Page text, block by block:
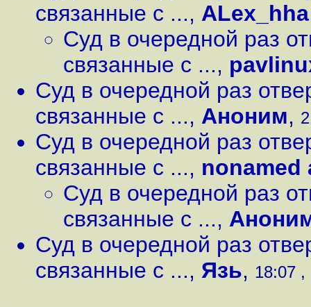
связанные с ..., ALex_hha
Суд в очередной раз
связанные с ...,
Суд в очередной раз
связанные с ..., Аноним,
Суд в очередной раз
связанные с ..., nonamed
Суд в очередной раз
связанные с ...,
Суд в очередной раз
связанные с ..., Язь, 18:07